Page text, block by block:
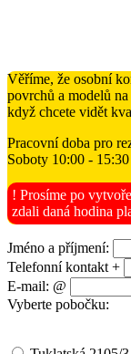
Věříme, že osobní
povrchů a modelů
když chcete vidět
Pracovní doba pro
Soboty 10:00 - 15:30
! Prosíme po
zdali daná hodina
Jméno a příjmení:
Telefonní kontakt +
E-mail: @
Vyberte pobočku: